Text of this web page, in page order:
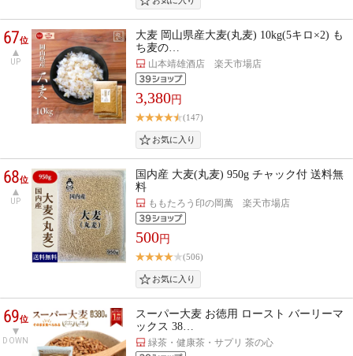
67位
UP
大麦 岡山県産大麦(丸麦) 10kg(5キロ×2) も
ち麦の…
山本靖雄酒店 楽天市場店
3,380円
(147)
68位
UP
国内産 大麦(丸麦) 950g チャック付 送料無
料
ももたろう印の岡萬 楽天市場店
500円
(506)
69位
DOWN
スーパー大麦 お徳用 ロースト バーリーマ
ックス 38…
緑茶・健康茶・サプリ 茶の心